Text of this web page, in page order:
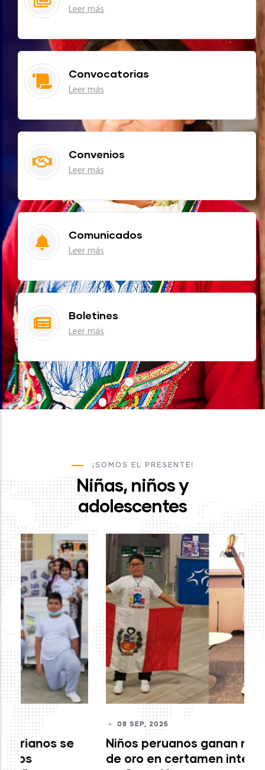
Leer más
Convocatorias
Leer más
Convenios
Leer más
Comunicados
Leer más
Boletines
Leer más
¡SOMOS EL PRESENTE!
Niñas, niños y
adolescentes
Niños peruanos ganan medallas
de oro en certamen internacional